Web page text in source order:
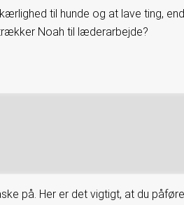
til hunde og at lave ting,
Noah til læderarbejde?
på. Her er det vigtigt, at du